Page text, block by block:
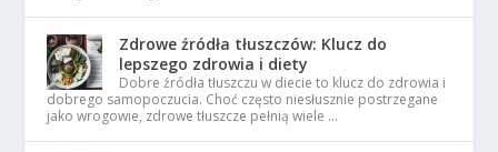
Zdrowe źródła tłuszczów: Klucz do
lepszego zdrowia i diety
Dobre źródła tłuszczu w diecie to klucz do zdrowia i
dobrego samopoczucia. Choć często niesłusznie postrzegane
jako wrogowie, zdrowe tłuszcze pełnią wiele …